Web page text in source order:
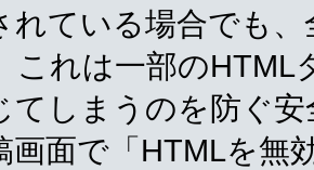
れている場合でも
これは一部の
てしまうのを防ぐ
画面で「HTMLを無